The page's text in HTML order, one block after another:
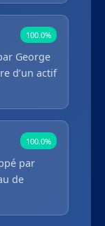
100.0%
George
d’un actif
100.0%
par
de